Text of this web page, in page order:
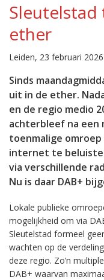
Sleutelstad
ether
Leiden, 23 februari
Sinds
uit in de ether.
en de regio medio
achterbleef na een
toenmalige
internet te
via verschillende
Nu is daar DAB+
Lokale publieke
mogelijkheid om via
Sleutelstad formeel
wachten op de
deze regio. Zo’n
DAB+ waarvan